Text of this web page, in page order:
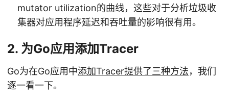
mutator utilization的曲线，这些对于分析垃圾收
集器对应用程序延迟和吞吐量的影响很有用。
2. 为Go应用添加Tracer
Go为在Go应用中添加Tracer提供了三种方法，我们
逐一看一下。